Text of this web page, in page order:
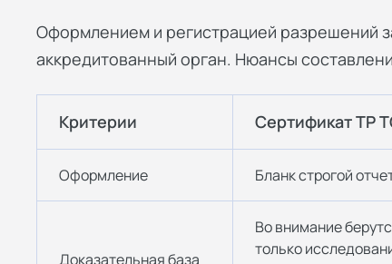
Оформлением и регистрацией разрешений
аккредитованный орган. Нюансы
Критерии Сертификат ТР
Оформление Бланк строгой
Доказательная база
Во внимание
только